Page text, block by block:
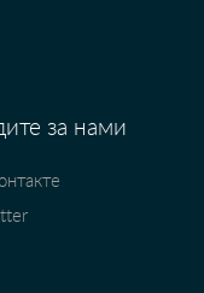
за нами